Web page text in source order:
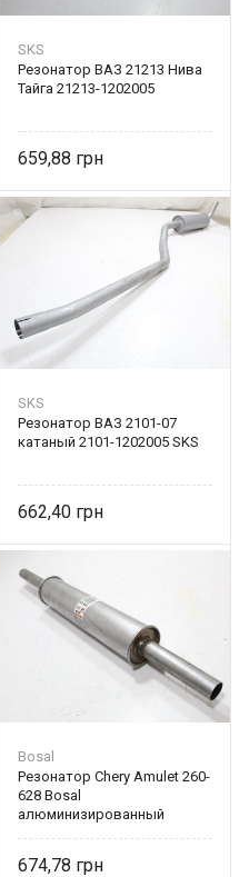
SKS
Резонатор ВАЗ 21213 Нива
Тайга 21213-1202005
659,88
SKS
Резонатор ВАЗ 2101-07
катаный 2101-1202005 SKS
662,40
Bosal
Резонатор Chery Amulet 260-
628 Bosal
алюминизированный
674,78